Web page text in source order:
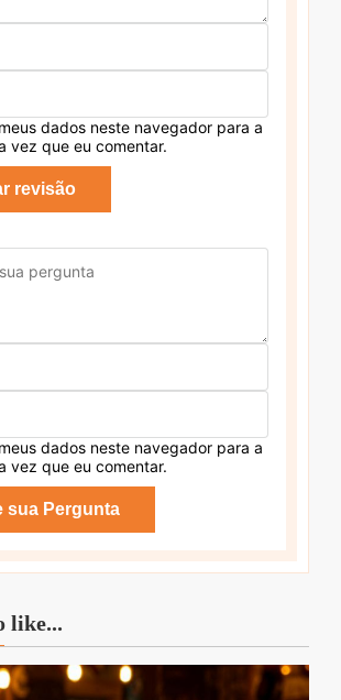
dados neste navegador para a
vez que eu comentar.
dados neste navegador para a
vez que eu comentar.
like...